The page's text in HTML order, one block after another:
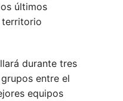
últimos
territorio
durante tres
entre el
equipos